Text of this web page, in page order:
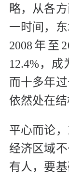
略，从各
一时间，
2008年至
12.4%，
而十多年
依然处在结
平心而论
经济区域
有人，要